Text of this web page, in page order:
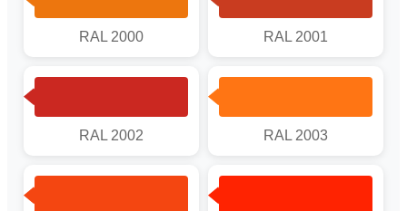
RAL 2000 RAL 2001
RAL 2002 RAL 2003